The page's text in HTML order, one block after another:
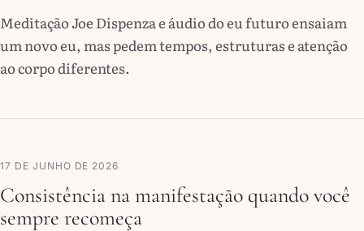
Meditação Joe Dispenza e áudio do eu futuro ensaiam
um novo eu, mas pedem tempos, estruturas e atenção
ao corpo diferentes.
17 DE JUNHO DE 2026
Consistência na manifestação quando você
sempre recomeça